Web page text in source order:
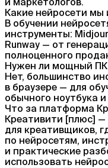
Какие нейросети мы
В обучении
инструменты:
Runway — от
полноценного
Нужен ли мощный
Нет, большинство
в браузере — для
обычного ноутбука
Что за платформа
Креативити [плюс]
для креативщиков,
по нейросетям,
и практические
использовать